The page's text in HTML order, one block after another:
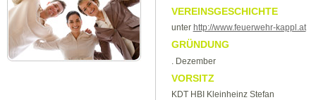
VEREINSGESCHICHTE
unter http://www.feuerwehr-kappl.at
GRÜNDUNG
. Dezember
VORSITZ
KDT HBI Kleinheinz Stefan